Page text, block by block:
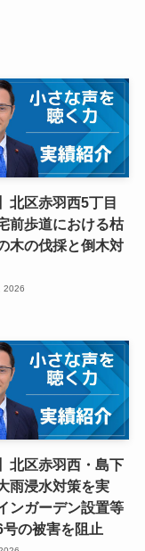
北区赤羽西5丁目
前歩道における枯
木の伐採と倒木対
2026
北区赤羽西・島下
雨浸水対策を実
ンガーデン設置等
の被害を阻止